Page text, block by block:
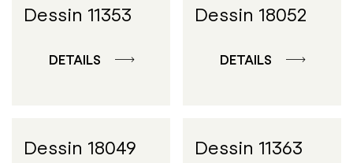
Dessin 11353
DETAILS
Dessin 18052
DETAILS
Dessin 18049 Dessin 11363